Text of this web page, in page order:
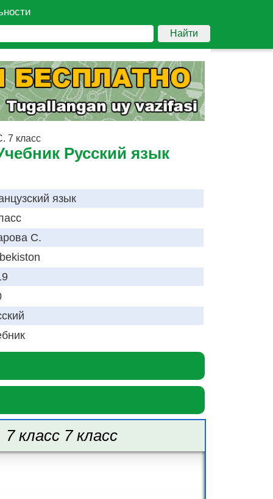
Найти
7 класс
Русский язык
язык
С.
класс 7 класс